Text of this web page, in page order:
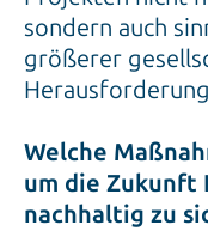
sondern auch
größerer
Welche
um die Zukunft
nachhaltig zu